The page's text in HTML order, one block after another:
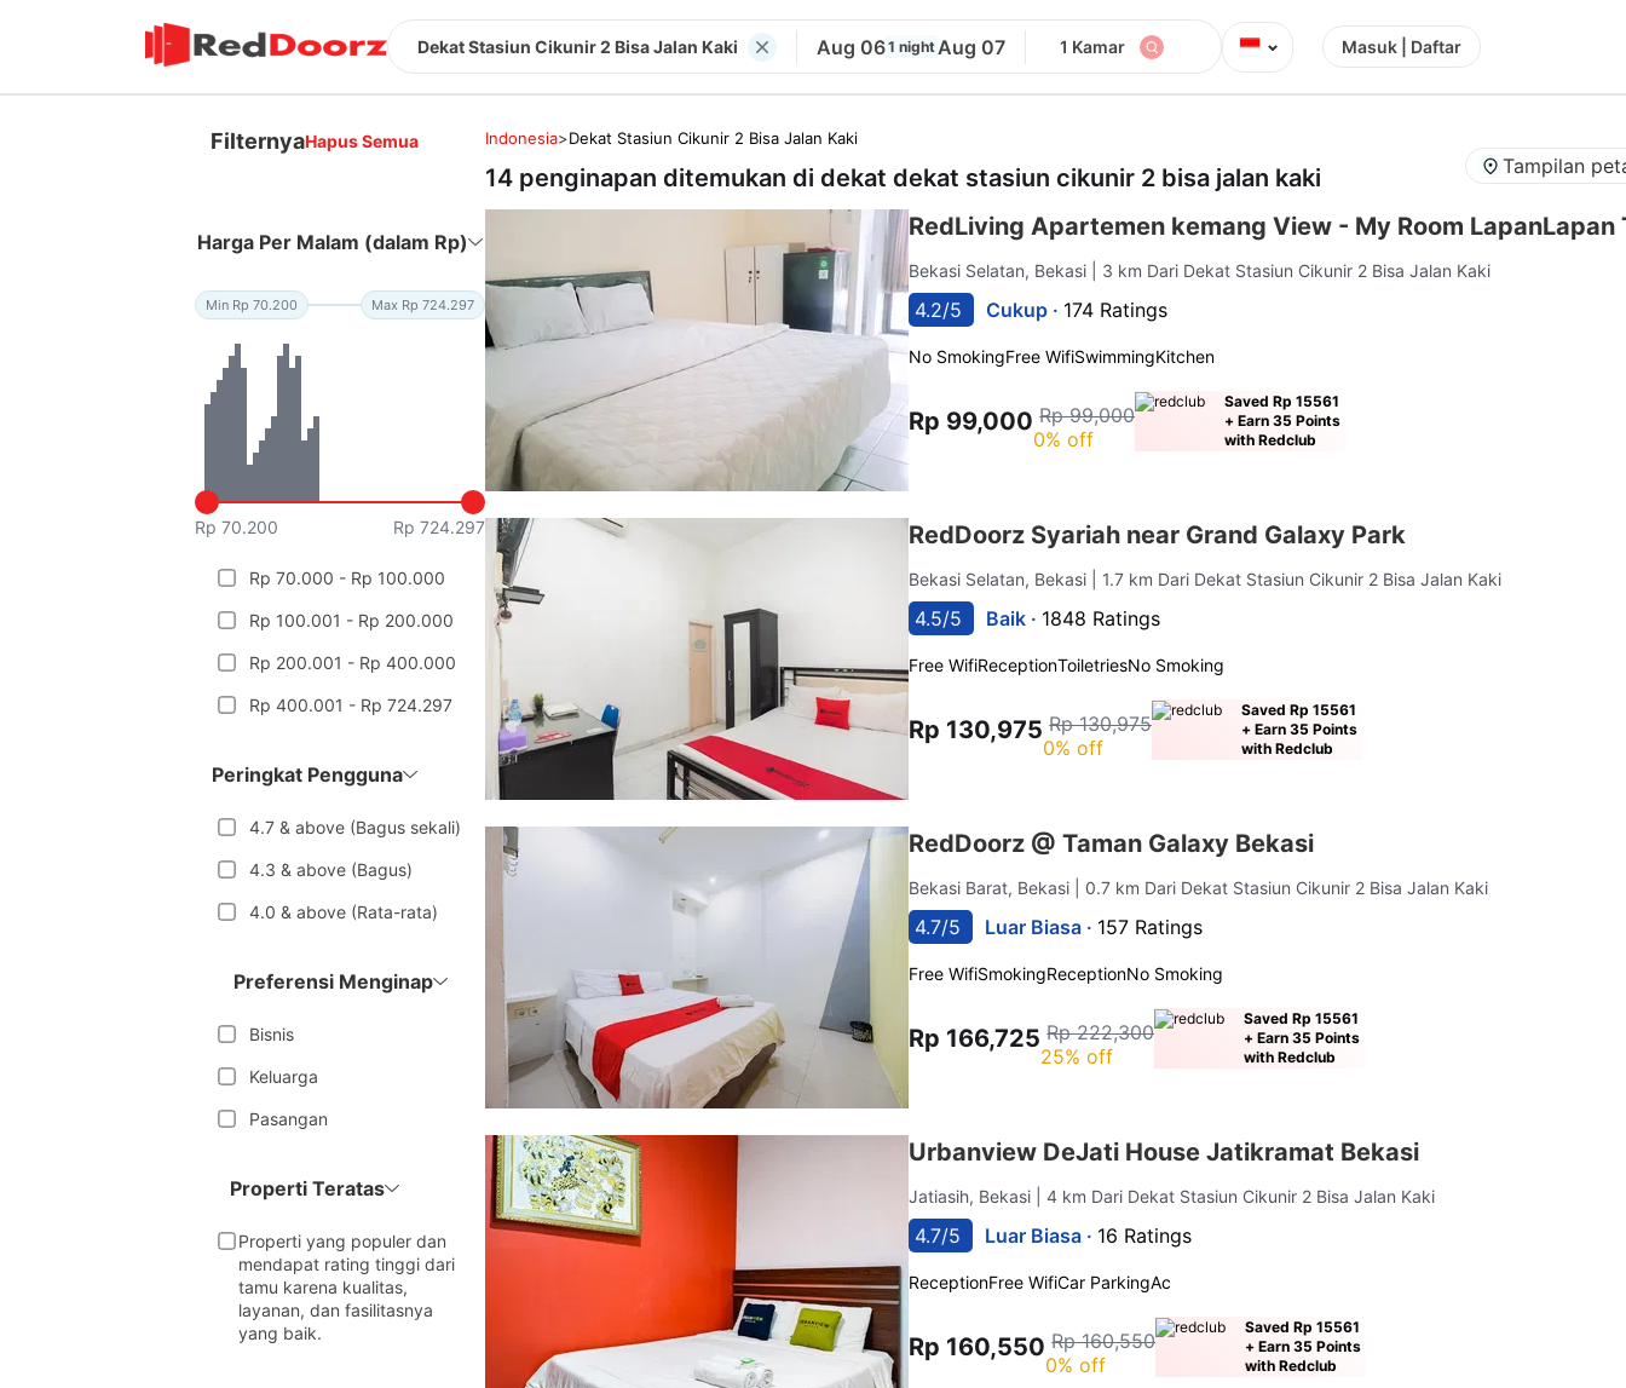
Dekat Stasiun Cikunir 2 Bisa Jalan Kaki Aug 061 night Aug 07 1 Kamar ⌄ Masuk | Daftar
FilternyaHapus Semua
Harga Per Malam (dalam Rp)
Min Rp 70.200 Max Rp 724.297
Rp 70.200 Rp 724.297
Rp 70.000 - Rp 100.000
Rp 100.001 - Rp 200.000
Rp 200.001 - Rp 400.000
Rp 400.001 - Rp 724.297
Peringkat Pengguna
4.7 & above (Bagus sekali)
4.3 & above (Bagus)
4.0 & above (Rata-rata)
Preferensi Menginap
Bisnis
Keluarga
Pasangan
Properti Teratas
Properti yang populer dan
mendapat rating tinggi dari
tamu karena kualitas,
layanan, dan fasilitasnya
yang baik.
Indonesia>Dekat Stasiun Cikunir 2 Bisa Jalan Kaki
14 penginapan ditemukan di dekatdekat stasiun cikunir 2 bisa jalan kaki Tampilan
RedLiving Apartemen kemang View - My Room LapanLapan
Bekasi Selatan, Bekasi | 3 km Dari Dekat Stasiun Cikunir 2 Bisa Jalan Kaki
4.2/5 Cukup · 174 Ratings
No SmokingFree WifiSwimmingKitchen
Rp 99,000 Rp 99,000
0% off
Saved Rp 15561
+ Earn 35 Points
with Redclub
RedDoorz Syariah near Grand Galaxy Park
Bekasi Selatan, Bekasi | 1.7 km Dari Dekat Stasiun Cikunir 2 Bisa Jalan Kaki
4.5/5 Baik · 1848 Ratings
Free WifiReceptionToiletriesNo Smoking
Rp 130,975 Rp 130,975
0% off
Saved Rp 15561
+ Earn 35 Points
with Redclub
RedDoorz @ Taman Galaxy Bekasi
Bekasi Barat, Bekasi | 0.7 km Dari Dekat Stasiun Cikunir 2 Bisa Jalan Kaki
4.7/5 Luar Biasa · 157 Ratings
Free WifiSmokingReceptionNo Smoking
Rp 166,725 Rp 222,300
25% off
Saved Rp 15561
+ Earn 35 Points
with Redclub
Urbanview DeJati House Jatikramat Bekasi
Jatiasih, Bekasi | 4 km Dari Dekat Stasiun Cikunir 2 Bisa Jalan Kaki
4.7/5 Luar Biasa · 16 Ratings
ReceptionFree WifiCar ParkingAc
Rp 160,550 Rp 160,550
0% off
Saved Rp 15561
+ Earn 35 Points
with Redclub